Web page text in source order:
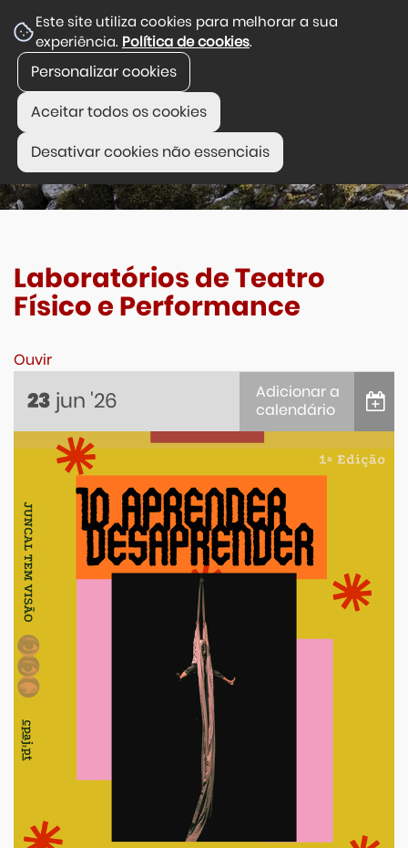
Este site utiliza cookies para melhorar a sua
experiência. Política de cookies.
Personalizar cookies
Aceitar todos os cookies
Desativar cookies não essenciais
Laboratórios de Teatro
Físico e Performance
Ouvir
23 jun '26
Adicionar a
calendário
iCalendar
Google Calendar
Outlook
Outlook Online
Yahoo! Calendar